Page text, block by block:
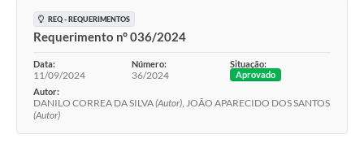
REQ - REQUERIMENTOS
Requerimento n° 036/2024
Data:
11/09/2024
Número:
36/2024
Situação:
Aprovado
Autor:
DANILO CORREA DA SILVA(Autor), JOÃO APARECIDO DOS SANTOS
(Autor)